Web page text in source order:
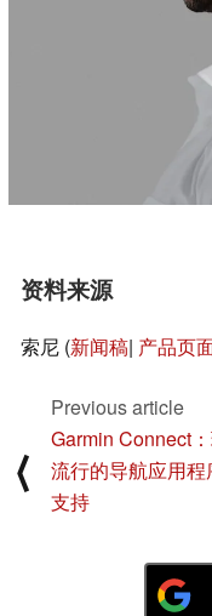
资料来源
索尼 (新闻稿| 产品页
⟨
Previous article
Garmin Connect
流行的导航应用程
支持